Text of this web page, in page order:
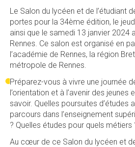
Le Salon du lycéen et de l’étudiant
portes pour la 34ème édition, le
ainsi que le samedi 13 janvier 2024
Rennes. Ce salon est organisé en
l’académie de Rennes, la région
métropole de Rennes.
Préparez-vous à vivre une journée
l’orientation et à l’avenir des jeunes
savoir. Quelles poursuites d’études
parcours dans l’enseignement
? Quelles études pour quels métiers
Au cœur de ce Salon du lycéen et